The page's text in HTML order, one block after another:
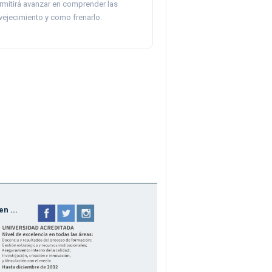
avanzar en comprender las
y como frenarlo.
...